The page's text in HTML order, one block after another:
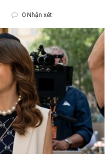
0 Nhận xét